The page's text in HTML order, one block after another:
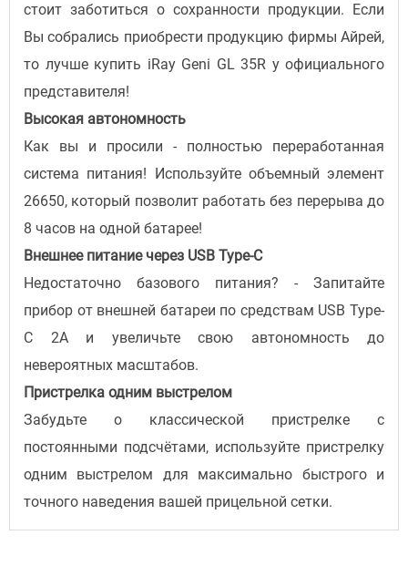
стоит заботиться о сохранности продукции. Если
Вы собрались приобрести продукцию фирмы Айрей,
то лучше купить iRay Geni GL 35R у официального
представителя!
Высокая автономность
Как вы и просили - полностью переработанная
система питания! Используйте объемный элемент
26650, который позволит работать без перерыва до
8 часов на одной батарее!
Внешнее питание через USB Type-C
Недостаточно базового питания? - Запитайте
прибор от внешней батареи по средствам USB Type-
C 2A и увеличьте свою автономность до
невероятных масштабов.
Пристрелка одним выстрелом
Забудьте о классической пристрелке с
постоянными подсчётами, используйте пристрелку
одним выстрелом для максимально быстрого и
точного наведения вашей прицельной сетки.